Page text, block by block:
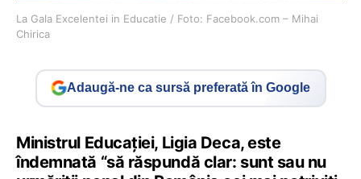
La Gala Excelentei in Educatie / Foto: Facebook.com – Mihai
Chirica
Adaugă-ne ca sursă preferată în Google
Ministrul Educației, Ligia Deca, este
îndemnată “să răspundă clar: sunt sau nu